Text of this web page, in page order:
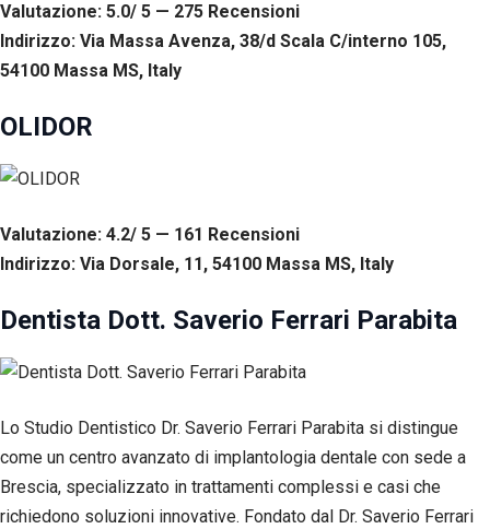
Valutazione: 5.0/ 5 — 275 Recensioni
Indirizzo: Via Massa Avenza, 38/d Scala C/interno 105,
54100 Massa MS, Italy
OLIDOR
Valutazione: 4.2/ 5 — 161 Recensioni
Indirizzo: Via Dorsale, 11, 54100 Massa MS, Italy
Dentista Dott. Saverio Ferrari Parabita
Lo Studio Dentistico Dr. Saverio Ferrari Parabita si distingue
come un centro avanzato di implantologia dentale con sede a
Brescia, specializzato in trattamenti complessi e casi che
richiedono soluzioni innovative. Fondato dal Dr. Saverio Ferrari